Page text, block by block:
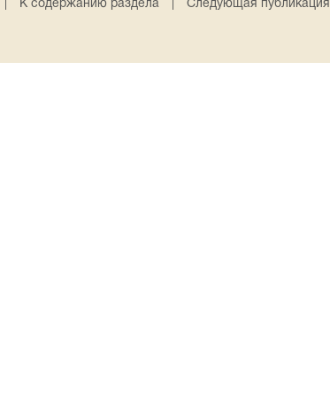
К содержанию раздела Следующая публикация